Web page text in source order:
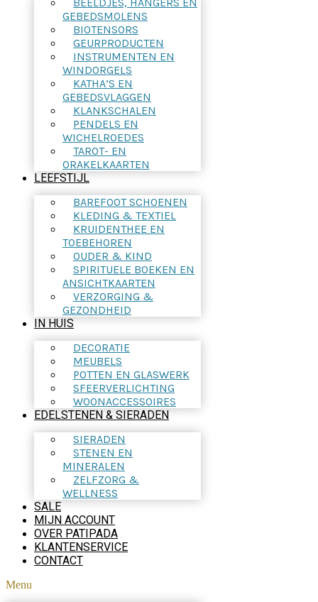
GEBEDSMOLENS
BIOTENSORS
GEURPRODUCTEN
INSTRUMENTEN EN
WINDORGELS
KATHA’S EN
GEBEDSVLAGGEN
KLANKSCHALEN
PENDELS EN
WICHELROEDES
TAROT- EN
ORAKELKAARTEN
LEEFSTIJL
BAREFOOT SCHOENEN
KLEDING & TEXTIEL
KRUIDENTHEE EN
TOEBEHOREN
OUDER & KIND
SPIRITUELE BOEKEN EN
ANSICHTKAARTEN
VERZORGING &
GEZONDHEID
IN HUIS
DECORATIE
MEUBELS
POTTEN EN GLASWERK
SFEERVERLICHTING
WOONACCESSOIRES
EDELSTENEN & SIERADEN
SIERADEN
STENEN EN
MINERALEN
ZELFZORG &
WELLNESS
SALE
MIJN ACCOUNT
OVER PATIPADA
KLANTENSERVICE
CONTACT
Menu